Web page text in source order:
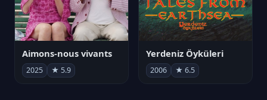
Aimons-nous vivants
2025 ★ 5.9
Yerdeniz Öyküleri
2006 ★ 6.5